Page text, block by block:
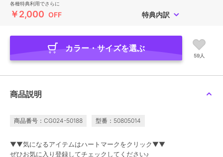
各種特典利用でさらに
￥2,000 OFF 特典内訳
カラー・サイズを選ぶ
59人
商品説明
商品番号：CG024-50188 型番：50805014
▼▼気になるアイテムはハートマークをクリック▼▼
ぜひお気に入り登録してチェックしてください♪